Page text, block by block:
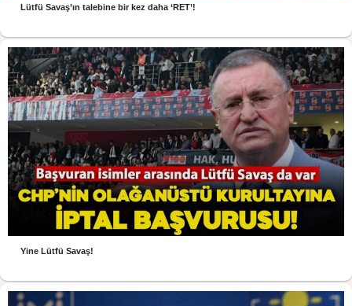
Lütfü Savaş’ın talebine bir kez daha ‘RET’!
Yine Lütfü Savaş!